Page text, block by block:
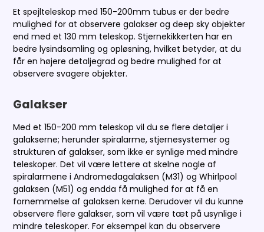
Et spejlteleskop med 150-200mm tubus er der bedre
mulighed for at observere galakser og deep sky objekter
end med et 130 mm teleskop. Stjernekikkerten har en
bedre lysindsamling og opløsning, hvilket betyder, at du
får en højere detaljegrad og bedre mulighed for at
observere svagere objekter.
Galakser
Med et 150-200 mm teleskop vil du se flere detaljer i
galakserne; herunder spiralarme, stjernesystemer og
strukturen af galakser, som ikke er synlige med mindre
teleskoper. Det vil være lettere at skelne nogle af
spiralarmene i Andromedagalaksen (M31) og Whirlpool
galaksen (M51) og endda få mulighed for at få en
fornemmelse af galaksen kerne. Derudover vil du kunne
observere flere galakser, som vil være tæt på usynlige i
mindre teleskoper. For eksempel kan du observere